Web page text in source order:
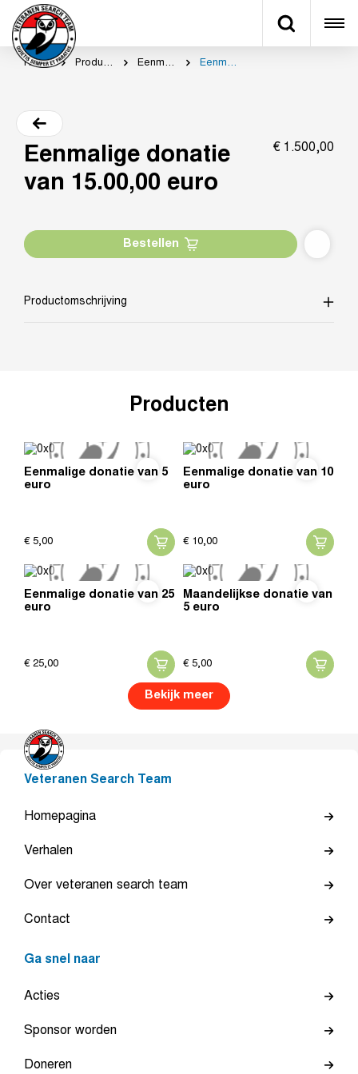
Home Productcategorie Eenmalig doneren Eenmalige donatie van 15.00,00 euro
Eenmalige donatie
van 15.00,00 euro
€ 1.500,00
Bestellen
Productomschrijving
Producten
Eenmalige donatie van 5
euro
€ 5,00
Eenmalige donatie van 10
euro
€ 10,00
Eenmalige donatie van 25
euro
€ 25,00
Maandelijkse donatie van
5 euro
€ 5,00
Bekijk meer
Veteranen Search Team
Homepagina
Verhalen
Over veteranen search team
Contact
Ga snel naar
Acties
Sponsor worden
Doneren